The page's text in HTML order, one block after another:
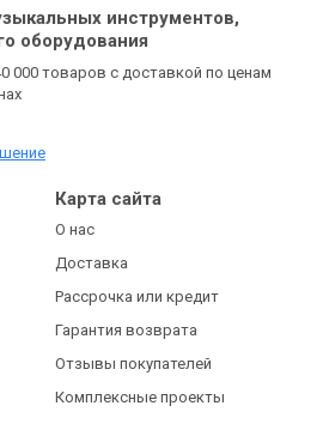
инструментов,
оборудования
000 товаров с доставкой по ценам
Карта сайта
О нас
Доставка
Рассрочка или кредит
Гарантия возврата
Отзывы покупателей
Комплексные проекты